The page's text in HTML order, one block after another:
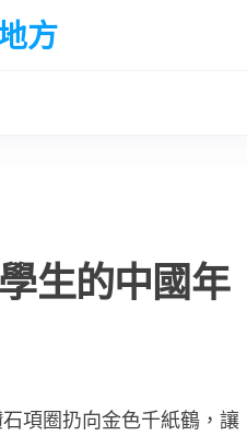
方
生的中國年
項圈扔向金色千紙鶴，讓